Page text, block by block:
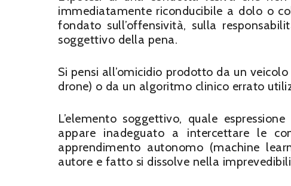
immediatamente riconducibile a dolo o
fondato sull’offensività, sulla
soggettivo della pena.
Si pensi all’omicidio prodotto da un
drone) o da un algoritmo clinico errato
L’elemento soggettivo, quale
appare inadeguato a intercettare le
apprendimento autonomo (machine
autore e fatto si dissolve nella